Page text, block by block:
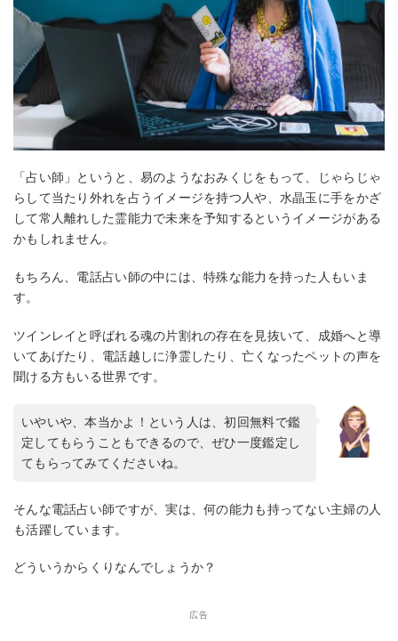
「占い師」というと、易のようなおみくじをもって、じゃらじゃ
らして当たり外れを占うイメージを持つ人や、水晶玉に手をかざ
して常人離れした霊能力で未来を予知するというイメージがある
かもしれません。
もちろん、電話占い師の中には、特殊な能力を持った人もいま
す。
ツインレイと呼ばれる魂の片割れの存在を見抜いて、成婚へと導
いてあげたり、電話越しに浄霊したり、亡くなったペットの声を
聞ける方もいる世界です。
いやいや、本当かよ！という人は、初回無料で鑑
定してもらうこともできるので、ぜひ一度鑑定し
てもらってみてくださいね。
そんな電話占い師ですが、実は、何の能力も持ってない主婦の人
も活躍しています。
どういうからくりなんでしょうか？
広告